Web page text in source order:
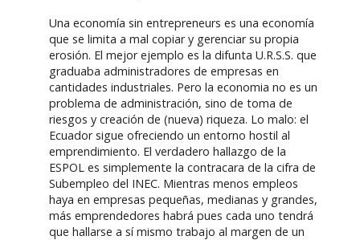
Una economía sin entrepreneurs es una economía
que se limita a mal copiar y gerenciar su propia
erosión. El mejor ejemplo es la difunta U.R.S.S. que
graduaba administradores de empresas en
cantidades industriales. Pero la economia no es un
problema de administración, sino de toma de
riesgos y creación de (nueva) riqueza. Lo malo: el
Ecuador sigue ofreciendo un entorno hostil al
emprendimiento. El verdadero hallazgo de la
ESPOL es simplemente la contracara de la cifra de
Subempleo del INEC. Mientras menos empleos
haya en empresas pequeñas, medianas y grandes,
más emprendedores habrá pues cada uno tendrá
que hallarse a sí mismo trabajo al margen de un